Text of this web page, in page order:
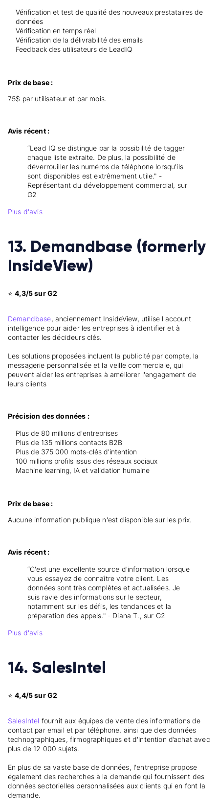
Vérification et test de qualité des nouveaux prestataires de
données
Vérification en temps réel
Vérification de la délivrabilité des emails
Feedback des utilisateurs de LeadIQ
Prix de base :
75$ par utilisateur et par mois.
Avis récent :
“Lead IQ se distingue par la possibilité de tagger
chaque liste extraite. De plus, la possibilité de
déverrouiller les numéros de téléphone lorsqu'ils
sont disponibles est extrêmement utile." -
Représentant du développement commercial, sur
G2
Plus d'avis
13. Demandbase (formerly
InsideView)
⭐4,3/5 sur G2
Demandbase, anciennement InsideView, utilise l'account
intelligence pour aider les entreprises à identifier et à
contacter les décideurs clés.
Les solutions proposées incluent la publicité par compte, la
messagerie personnalisée et la veille commerciale, qui
peuvent aider les entreprises à améliorer l'engagement de
leurs clients
Précision des données :
Plus de 80 millions d'entreprises
Plus de 135 millions contacts B2B
Plus de 375 000 mots-clés d'intention
100 millions profils issus des réseaux sociaux
Machine learning, IA et validation humaine
Prix de base :
Aucune information publique n'est disponible sur les prix.
Avis récent :
“C'est une excellente source d'information lorsque
vous essayez de connaître votre client. Les
données sont très complètes et actualisées. Je
suis ravie des informations sur le secteur,
notamment sur les défis, les tendances et la
préparation des appels." - Diana T., sur G2
Plus d'avis
14. SalesIntel
⭐4,4/5 sur G2
SalesIntel fournit aux équipes de vente des informations de
contact par email et par téléphone, ainsi que des données
technographiques, firmographiques et d'intention d’achat avec
plus de 12 000 sujets.
En plus de sa vaste base de données, l'entreprise propose
également des recherches à la demande qui fournissent des
données sectorielles personnalisées aux clients qui en font la
demande.